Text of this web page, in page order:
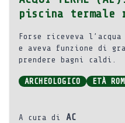
piscina termale
Forse riceveva
e aveva funzione di
prendere bagni caldi.
ARCHEOLOGICO ETÀ
A cura di AC